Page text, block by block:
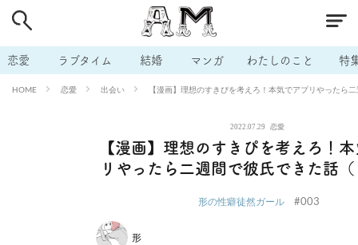
恋愛 ラブタイム 結婚 マンガ わたしのこと 特
HOME 恋愛 出会い 【漫画】理想のすきぴを考えろ！本気でアプリやったら
2022.07.29 恋愛
【漫画】理想のすきぴを考えろ！
リやったら二週間で彼氏できた話
形の性癖徒然ガール #003
形
# 男の本音 # セフレ # 不倫
# 出会う方法 # マッチングアプリ # ラブグッズ # 体の相